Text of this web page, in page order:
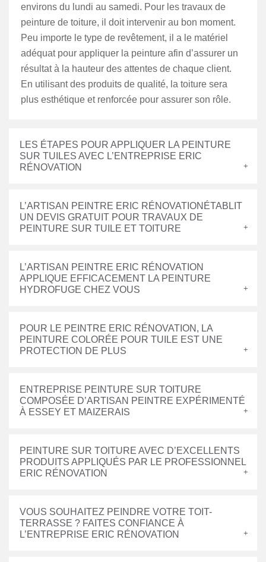
environs du lundi au samedi. Pour les travaux de
peinture de toiture, il doit intervenir au bon moment.
Peu importe le type de revêtement, il a le matériel
adéquat pour appliquer la peinture afin d’assurer un
résultat à la hauteur des attentes de chaque client.
En utilisant des produits de qualité, la toiture sera
plus esthétique et renforcée pour assurer son rôle.
LES ÉTAPES POUR APPLIQUER LA PEINTURE
SUR TUILES AVEC L’ENTREPRISE ERIC
RÉNOVATION
L’ARTISAN PEINTRE ERIC RÉNOVATIONÉTABLIT
UN DEVIS GRATUIT POUR TRAVAUX DE
PEINTURE SUR TUILE ET TOITURE
L’ARTISAN PEINTRE ERIC RÉNOVATION
APPLIQUE EFFICACEMENT LA PEINTURE
HYDROFUGE CHEZ VOUS
POUR LE PEINTRE ERIC RÉNOVATION, LA
PEINTURE COLORÉE POUR TUILE EST UNE
PROTECTION DE PLUS
ENTREPRISE PEINTURE SUR TOITURE
COMPOSÉE D’ARTISAN PEINTRE EXPÉRIMENTÉ
À ESSEY ET MAIZERAIS
PEINTURE SUR TOITURE AVEC D’EXCELLENTS
PRODUITS APPLIQUÉS PAR LE PROFESSIONNEL
ERIC RÉNOVATION
VOUS SOUHAITEZ PEINDRE VOTRE TOIT-
TERRASSE ? FAITES CONFIANCE À
L’ENTREPRISE ERIC RÉNOVATION